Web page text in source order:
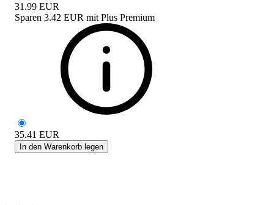
31.99 EUR
Sparen 3.42 EUR mit Plus Premium
35.41 EUR
In den Warenkorb legen